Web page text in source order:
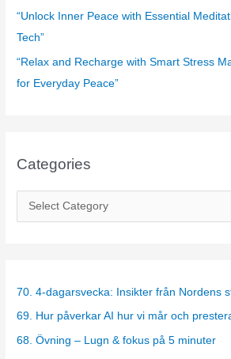
“Unlock Inner Peace with Essential
Tech”
“Relax and Recharge with Smart Stress
for Everyday Peace”
Categories
a
g
70. 4-dagarsvecka: Insikter från Nordens
69. Hur påverkar AI hur vi mår och
68. Övning – Lugn & fokus på 5 minuter